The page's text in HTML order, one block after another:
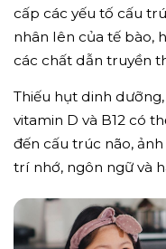
cấp các yếu tố cấu
nhân lên của tế bào,
các chất dẫn truyền
Thiếu hụt dinh
vitamin D và B12 có
đến cấu trúc não,
trí nhớ, ngôn ngữ và